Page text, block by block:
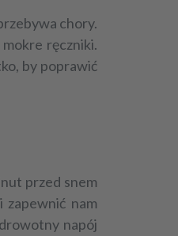
chory.
ręczniki.
by poprawić
przed snem
zapewnić nam
napój